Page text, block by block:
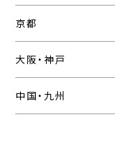
京都
大阪・神戸
中国・九州